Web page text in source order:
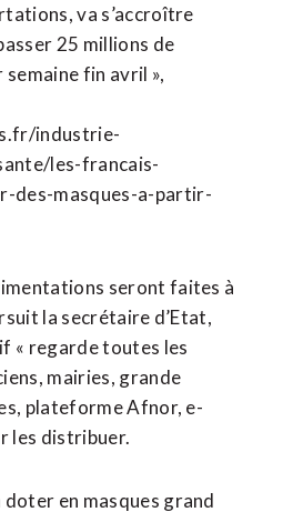
va s’accroître
25 millions de
semaine fin avril »,
industrie-
les-francais-
des-masques-a-partir-
seront faites à
la secrétaire d’Etat,
« regarde toutes les
mairies, grande
plateforme Afnor, e-
les distribuer.
doter en masques grand